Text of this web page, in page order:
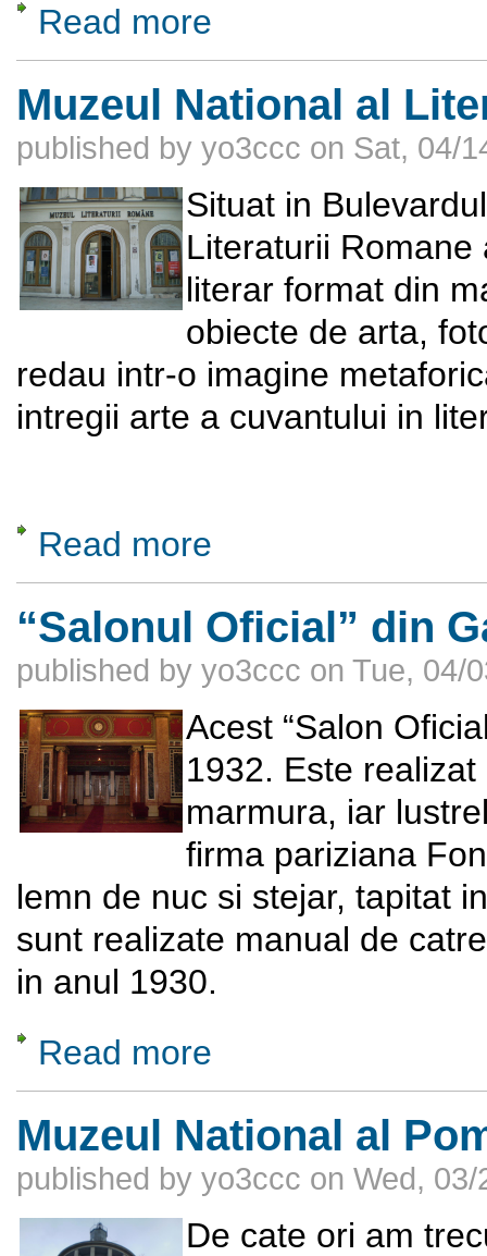
Read more
Muzeul National al
published by yo3ccc on Sat, 04/
Situat in
Literaturii
literar format din
obiecte de arta,
redau intr-o imagine
intregii arte a cuvantului in
Read more
“Salonul Oficial” din
published by yo3ccc on Tue, 04/
Acest “Salon
1932. Este
marmura, iar
firma pariziana
lemn de nuc si stejar, tapitat
sunt realizate manual de
in anul 1930.
Read more
Muzeul National al
published by yo3ccc on Wed,
De cate ori am